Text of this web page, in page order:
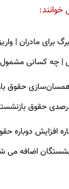
خوانند:
| چه کسانی مشمول
حقوق
افزایش دوباره
اضافه می